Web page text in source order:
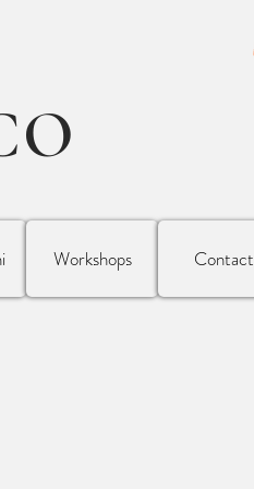
Workshops Contact